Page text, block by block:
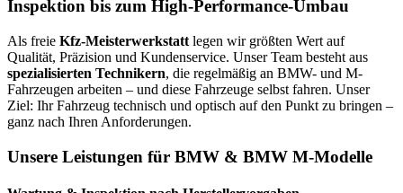
Inspektion bis zum High-Performance-Umbau
Als freie Kfz-Meisterwerkstatt legen wir größten Wert auf
Qualität, Präzision und Kundenservice. Unser Team besteht aus
spezialisierten Technikern, die regelmäßig an BMW- und M-
Fahrzeugen arbeiten – und diese Fahrzeuge selbst fahren. Unser
Ziel: Ihr Fahrzeug technisch und optisch auf den Punkt zu bringen –
ganz nach Ihren Anforderungen.
Unsere Leistungen für BMW & BMW M-Modelle